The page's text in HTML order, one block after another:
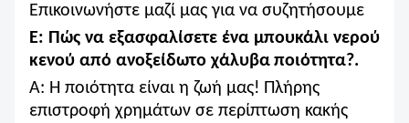
Επικοινωνήστε μαζί μας για να συζητήσουμε
Ε: Πώς να εξασφαλίσετε ένα μπουκάλι νερού
κενού από ανοξείδωτο χάλυβα ποιότητα?.
Α: Η ποιότητα είναι η ζωή μας! Πλήρης
επιστροφή χρημάτων σε περίπτωση κακής